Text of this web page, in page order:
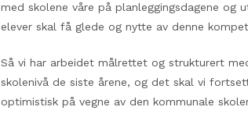
med skolene våre på planleggingsdagene
elever skal få glede og nytte av denne
Så vi har arbeidet målrettet og strukturert
skolenivå de siste årene, og det skal vi
optimistisk på vegne av den kommunale